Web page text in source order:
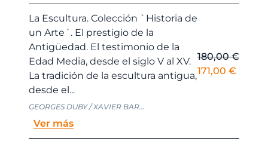
originalactual
La Escultura. Colección `Historia de
un Arte´. El prestigio de la
Antigüedad. El testimonio de la
Edad Media, desde el siglo V al XV.
La tradición de la escultura antigua,
desde el...
GEORGES DUBY / XAVIER BAR...
180,00€
El
171,00 €
Ver más